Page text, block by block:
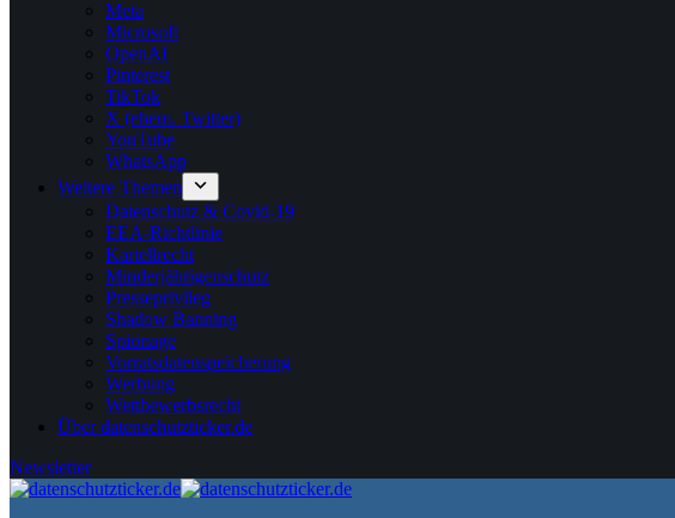
Meta
Microsoft
OpenAI
Pinterest
TikTok
X (ehem. Twitter)
YouTube
WhatsApp
Weitere Themen
Datenschutz & Covid-19
EEA-Richtlinie
Kartellrecht
Minderjährigenschutz
Presseprivileg
Shadow Banning
Spionage
Vorratsdatenspeicherung
Werbung
Wettbewerbsrecht
Über datenschutzticker.de
Newsletter